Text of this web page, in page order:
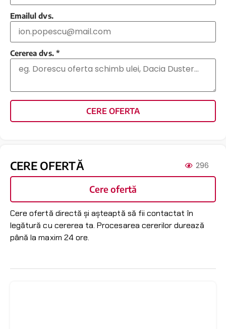
Emailul dvs.
Cererea dvs. *
CERE OFERTA
CERE OFERTĂ 296
Cere ofertă
Cere ofertă directă și așteaptă să fii contactat în
legătură cu cererea ta. Procesarea cererilor durează
până la maxim 24 ore.